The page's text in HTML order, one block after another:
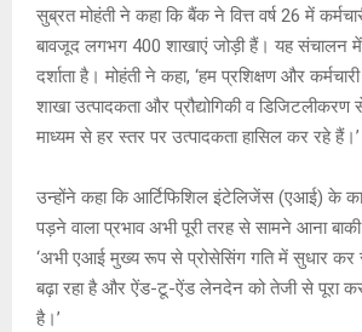
सुब्रत मोहंती ने कहा कि बैंक ने वित्त वर्ष 26 में
बावजूद लगभग 400 शाखाएं जोड़ी हैं। यह संचालन में
दर्शाता है। मोहंती ने कहा, ‘हम प्रशिक्षण और
शाखा उत्पादकता और प्रौद्योगिकी व
माध्यम से हर स्तर पर उत्पादकता हासिल कर रहे हैं।’
उन्होंने कहा कि आर्टिफिशिल इंटेलिजेंस (एआई) के
पड़ने वाला प्रभाव अभी पूरी तरह से सामने आना बाकी
‘अभी एआई मुख्य रूप से प्रोसेसिंग गति में सुधार कर
बढ़ा रहा है और ऐंड-टू-ऐंड लेनदेन को तेजी से पूरा
है।’